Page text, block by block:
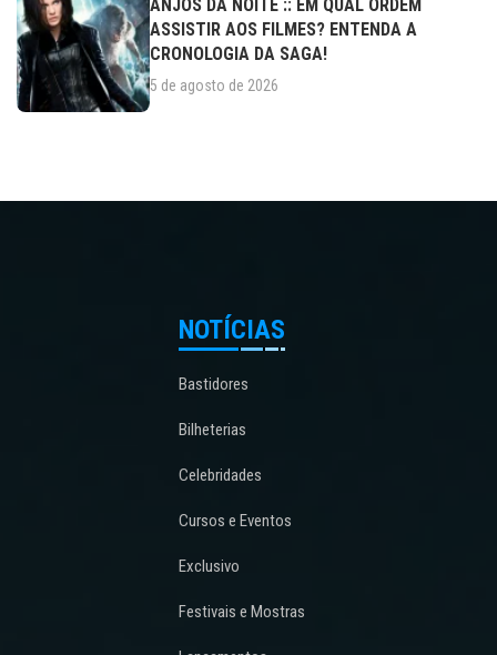
ANJOS DA NOITE :: EM QUAL ORDEM
ASSISTIR AOS FILMES? ENTENDA A
CRONOLOGIA DA SAGA!
5 de agosto de 2026
NOTÍCIAS
Bastidores
Bilheterias
Celebridades
Cursos e Eventos
Exclusivo
Festivais e Mostras